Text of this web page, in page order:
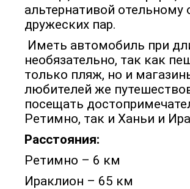
альтернативой
дружеских пар.
Иметь автомобиль при
необязательно, так как
только пляж, но и
любителей же
посещать
Ретимно, так и Ханьи и
Расстояния:
Ретимно – 6 км
Ираклион – 65 км